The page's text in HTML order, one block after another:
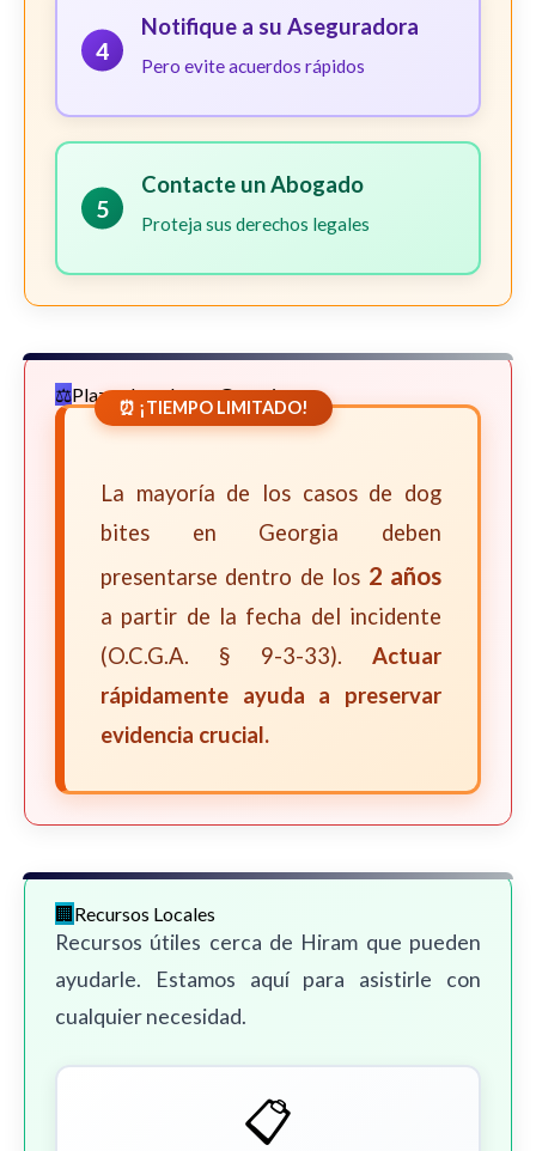
4
Notifique a su Aseguradora
Pero evite acuerdos rápidos
5
Contacte un Abogado
Proteja sus derechos legales
Plazos Legales en Georgia
⏰ ¡TIEMPO LIMITADO!
La mayoría de los casos de dog
bites en Georgia deben
presentarse dentro de los 2 años
a partir de la fecha del incidente
(O.C.G.A. § 9-3-33). Actuar
rápidamente ayuda a preservar
evidencia crucial.
Recursos Locales
Recursos útiles cerca de Hiram que pueden
ayudarle. Estamos aquí para asistirle con
cualquier necesidad.
📋